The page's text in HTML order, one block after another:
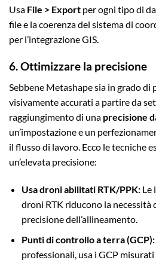
Usa File > Export per ogni tipo di
file e la coerenza del sistema di
per l’integrazione GIS.
6. Ottimizzare la precisione
Sebbene Metashape sia in grado
visivamente accurati a partire da
raggiungimento di una precisione
un’impostazione e un
il flusso di lavoro. Ecco le tecniche
un’elevata precisione:
Usa droni abilitati RTK/PPK:Le
droni RTK riducono la necessità
precisione dell’allineamento.
Punti di controllo a terra (GCP):
professionali, usa i GCP